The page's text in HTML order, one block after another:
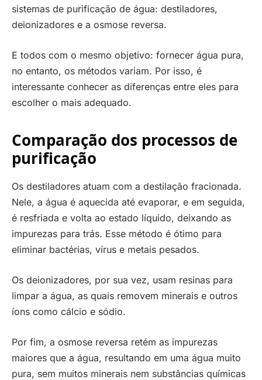
sistemas de purificação de água: destiladores,
deionizadores e a osmose reversa.
E todos com o mesmo objetivo: fornecer água pura,
no entanto, os métodos variam. Por isso, é
interessante conhecer as diferenças entre eles para
escolher o mais adequado.
Comparação dos processos de
purificação
Os destiladores atuam com a destilação fracionada.
Nele, a água é aquecida até evaporar, e em seguida,
é resfriada e volta ao estado líquido, deixando as
impurezas para trás. Esse método é ótimo para
eliminar bactérias, vírus e metais pesados.
Os deionizadores, por sua vez, usam resinas para
limpar a água, as quais removem minerais e outros
íons como cálcio e sódio.
Por fim, a osmose reversa retém as impurezas
maiores que a água, resultando em uma água muito
pura, sem muitos minerais nem substâncias químicas